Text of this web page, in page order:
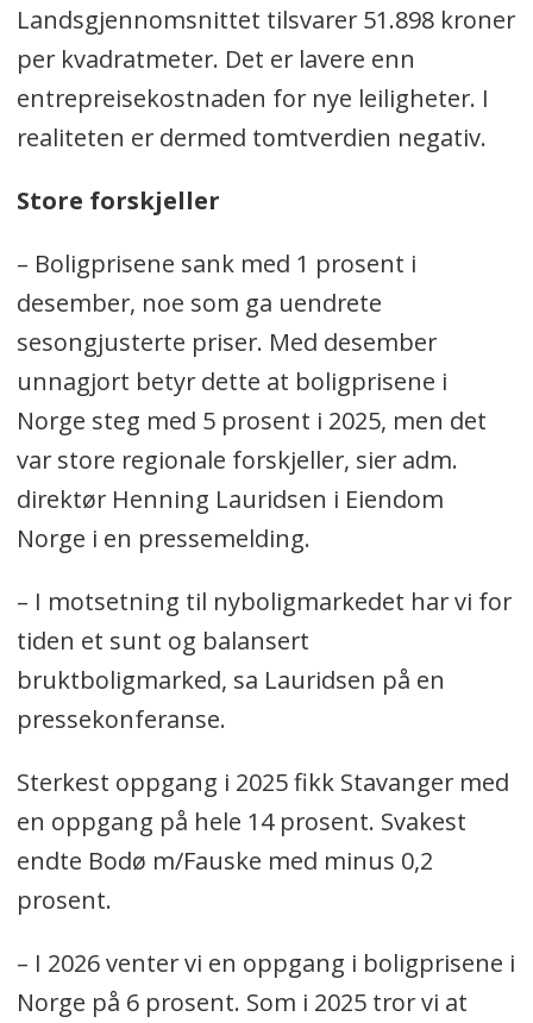
Landsgjennomsnittet tilsvarer 51.898 kroner
per kvadratmeter. Det er lavere enn
entrepreisekostnaden for nye leiligheter. I
realiteten er dermed tomtverdien negativ.
Store forskjeller
– Boligprisene sank med 1 prosent i
desember, noe som ga uendrete
sesongjusterte priser. Med desember
unnagjort betyr dette at boligprisene i
Norge steg med 5 prosent i 2025, men det
var store regionale forskjeller, sier adm.
direktør Henning Lauridsen i Eiendom
Norge i en pressemelding.
– I motsetning til nyboligmarkedet har vi for
tiden et sunt og balansert
bruktboligmarked, sa Lauridsen på en
pressekonferanse.
Sterkest oppgang i 2025 fikk Stavanger med
en oppgang på hele 14 prosent. Svakest
endte Bodø m/Fauske med minus 0,2
prosent.
– I 2026 venter vi en oppgang i boligprisene i
Norge på 6 prosent. Som i 2025 tror vi at